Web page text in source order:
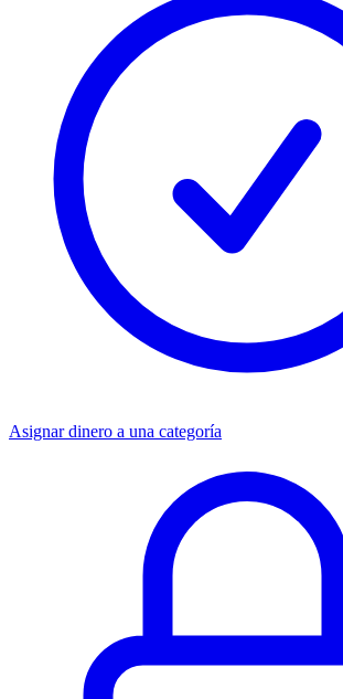
Asignar dinero a una categoría